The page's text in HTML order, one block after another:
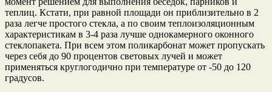
теплиц. Кстати, при равной площади он приблизительно в 2
раза легче простого стекла, а по своим теплоизоляционным
характеристикам в 3-4 раза лучше однокамерного оконного
стеклопакета. При всем этом поликарбонат может пропускать
через себя до 90 процентов световых лучей и может
применяться круглогодично при температуре от -50 до 120
градусов.